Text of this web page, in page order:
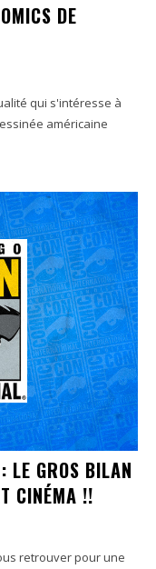
DE
qui s'intéresse à
américaine
LE GROS BILAN
CINÉMA !!
retrouver pour une